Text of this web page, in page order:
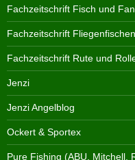
Fachzeitschrift Fisch und
Fachzeitschrift Fliegenfischen
Fachzeitschrift Rute und
Jenzi
Jenzi Angelblog
Ockert & Sportex
Pure Fishing (ABU, Mitchell,